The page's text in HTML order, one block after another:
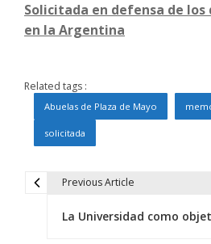
Solicitada en defensa de los
en la Argentina
Related tags :
Abuelas de Plaza de Mayo
solicitada
Previous Article
La Universidad como